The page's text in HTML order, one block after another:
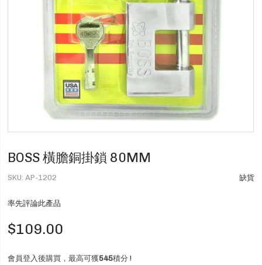
BOSS 橫膽銅掛鎖 80MM
缺貨
SKU AP-1202
率先評論此產品
$109.00
會員登入後購買，最高可獲545積分 !